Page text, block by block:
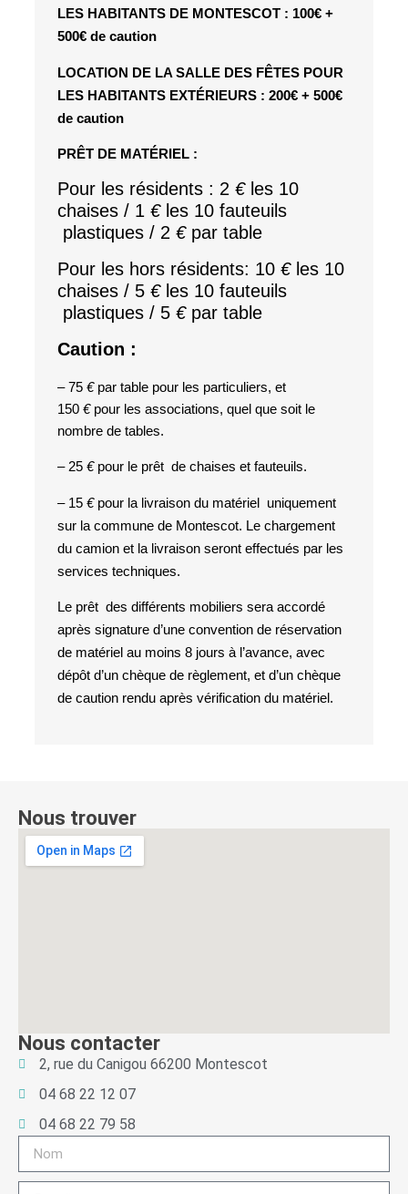
LES HABITANTS DE MONTESCOT : 100€ +
500€ de caution
LOCATION DE LA SALLE DES FÊTES POUR
LES HABITANTS EXTÉRIEURS : 200€ + 500€
de caution
PRÊT DE MATÉRIEL :
Pour les résidents : 2 € les 10
chaises / 1 € les 10 fauteuils
plastiques / 2 € par table
Pour les hors résidents: 10 € les 10
chaises / 5 € les 10 fauteuils
plastiques / 5 € par table
Caution :
– 75 € par table pour les particuliers, et
150 € pour les associations, quel que soit le
nombre de tables.
– 25 € pour le prêt de chaises et fauteuils.
– 15 € pour la livraison du matériel uniquement
sur la commune de Montescot. Le chargement
du camion et la livraison seront effectués par les
services techniques.
Le prêt des différents mobiliers sera accordé
après signature d’une convention de réservation
de matériel au moins 8 jours à l’avance, avec
dépôt d’un chèque de règlement, et d’un chèque
de caution rendu après vérification du matériel.
Nous trouver
Nous contacter
2, rue du Canigou 66200 Montescot
04 68 22 12 07
04 68 22 79 58